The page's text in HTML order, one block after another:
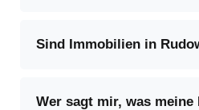
Sind Immobilien in
Wer sagt mir, was